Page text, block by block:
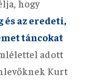
hogy
az eredeti,
táncokat
adott
Kurt